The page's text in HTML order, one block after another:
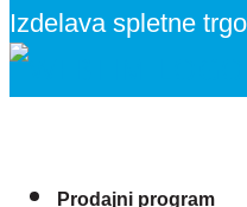
Izdelava spletne
Prodajni program